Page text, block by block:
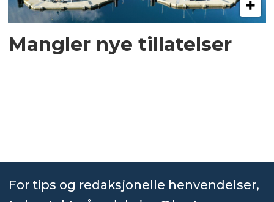
Mangler nye tillatelser
For tips og redaksjonelle henvendelser,